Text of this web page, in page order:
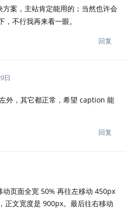
方案，主站肯定能用的；当然也许会
不行我再来看一眼。
回复
日
外，其它都正常，希望 caption 能
回复
动页面全宽 50% 再往左移动 450px
正文宽度是 900px。最后往右移动